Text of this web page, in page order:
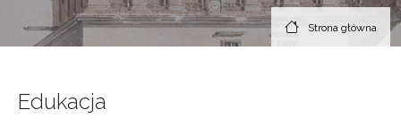
Strona główna
Edukacja